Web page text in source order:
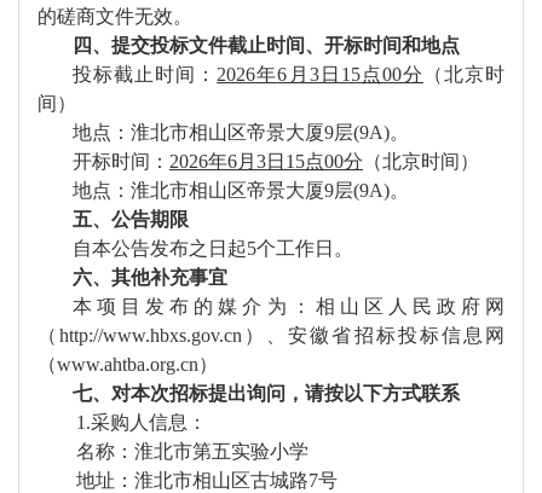
的磋商文件无效。
四、提交投标文件截止时间、开标时间和地点
投标截止时间： 2026年6 月 3日 15点00分
（北京时
间）
地点： 淮北市相山区帝景大厦9层(9A)。
开标时间： 2026年6月 3日 15点00分 （北京时间）
地点：淮北市相山区帝景大厦9层(9A)。
五、公告期限
自本公告发布之日起5个工作日。
六、其他补充事宜
本项目发布的媒介为：相山区人民政府网
（http://www.hbxs.gov.cn） 、安徽省招标投标信息网
（www.ahtba.org.cn）
七、 对本次招标提出询问，请按以下方式联系
1.采购人信息：
名称：淮北市第五实验小学
地址： 淮北市相山区古城路7号